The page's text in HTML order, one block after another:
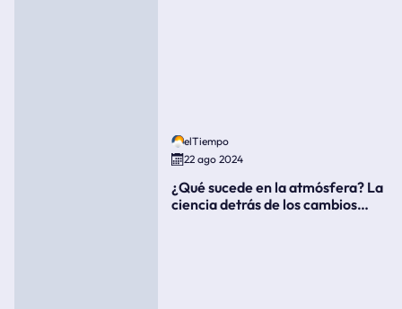
elTiempo
22 ago 2024
¿Qué sucede en la atmósfera? La
ciencia detrás de los cambios